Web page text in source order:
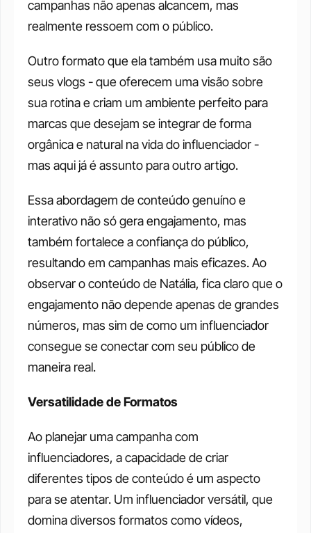
campanhas não apenas alcancem, mas
realmente ressoem com o público.
Outro formato que ela também usa muito são
seus vlogs - que oferecem uma visão sobre
sua rotina e criam um ambiente perfeito para
marcas que desejam se integrar de forma
orgânica e natural na vida do influenciador -
mas aqui já é assunto para outro artigo.
Essa abordagem de conteúdo genuíno e
interativo não só gera engajamento, mas
também fortalece a confiança do público,
resultando em campanhas mais eficazes. Ao
observar o conteúdo de Natália, fica claro que o
engajamento não depende apenas de grandes
números, mas sim de como um influenciador
consegue se conectar com seu público de
maneira real.
Versatilidade de Formatos
Ao planejar uma campanha com
influenciadores, a capacidade de criar
diferentes tipos de conteúdo é um aspecto
para se atentar. Um influenciador versátil, que
domina diversos formatos como vídeos,